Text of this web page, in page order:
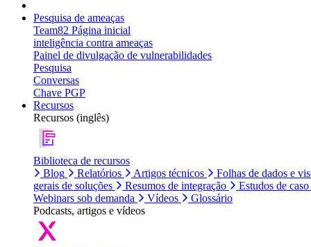
Pesquisa de ameaças
Team82 Página inicial
inteligência contra ameaças
Painel de divulgação de vulnerabilidades
Pesquisa
Conversas
Chave PGP
Recursos
Recursos (inglês)
Biblioteca de recursos
Blog
Relatórios Artigos técnicos
Folhas de dados e
gerais de soluções
Resumos de integração
Estudos de caso
Webinars sob demanda
Vídeos
Glossário
Podcasts, artigos e vídeos